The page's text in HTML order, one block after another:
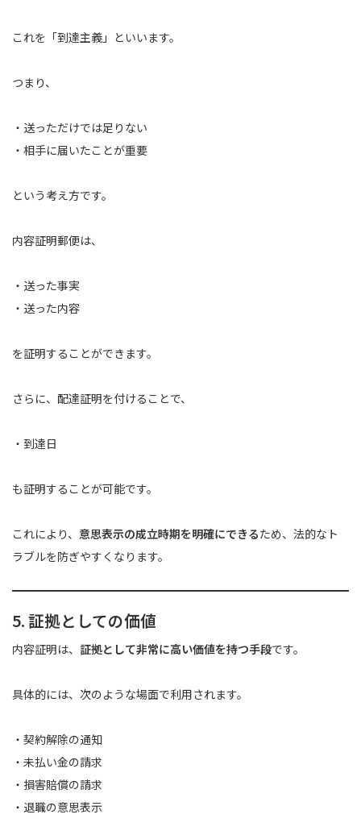
これを「到達主義」といいます。
つまり、
・送っただけでは足りない
・相手に届いたことが重要
という考え方です。
内容証明郵便は、
・送った事実
・送った内容
を証明することができます。
さらに、配達証明を付けることで、
・到達日
も証明することが可能です。
これにより、 意思表示の成立時期を明確にできるため、法的なト
ラブルを防ぎやすくなります。
5. 証拠としての価値
内容証明は、 証拠として非常に高い価値を持つ手段です。
具体的には、次のような場面で利用されます。
・契約解除の通知
・未払い金の請求
・損害賠償の請求
・退職の意思表示